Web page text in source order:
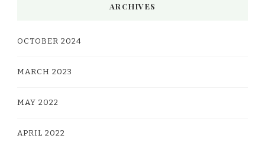
ARCHIVES
OCTOBER 2024
MARCH 2023
MAY 2022
APRIL 2022